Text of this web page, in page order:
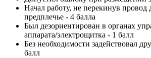
Начал работу, не перекинув провод
предплечье - 4 балла
Был дезориентирован в органах
аппарата/электрощитка - 1 балл
Без необходимости задействовал
балл